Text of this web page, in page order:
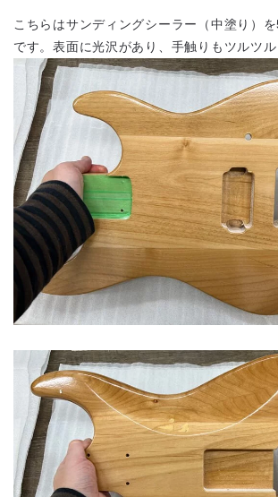
こちらはサンディングシーラー（中塗り）
です。表面に光沢があり、手触りもツルツル